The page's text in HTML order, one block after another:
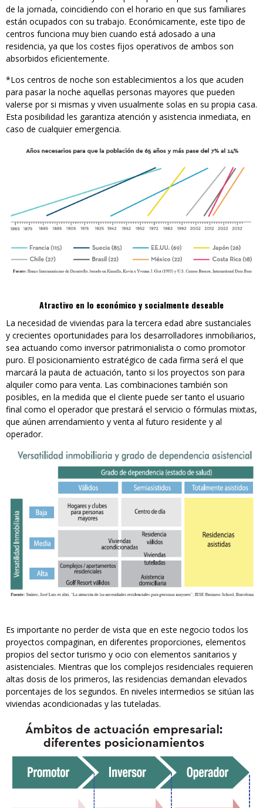
de la jornada, coincidiendo con el horario en que sus familiares
están ocupados con su trabajo. Económicamente, este tipo de
centros funciona muy bien cuando está adosado a una
residencia, ya que los costes fijos operativos de ambos son
absorbidos eficientemente.
*Los centros de noche son establecimientos a los que acuden
para pasar la noche aquellas personas mayores que pueden
valerse por si mismas y viven usualmente solas en su propia casa.
Esta posibilidad les garantiza atención y asistencia inmediata, en
caso de cualquier emergencia.
Atractivo en lo económico y socialmente deseable
La necesidad de viviendas para la tercera edad abre sustanciales
y crecientes oportunidades para los desarrolladores inmobiliarios,
sea actuando como inversor patrimonialista o como promotor
puro. El posicionamiento estratégico de cada firma será el que
marcará la pauta de actuación, tanto si los proyectos son para
alquiler como para venta. Las combinaciones también son
posibles, en la medida que el cliente puede ser tanto el usuario
final como el operador que prestará el servicio o fórmulas mixtas,
que aúnen arrendamiento y venta al futuro residente y al
operador.
Es importante no perder de vista que en este negocio todos los
proyectos compaginan, en diferentes proporciones, elementos
propios del sector turismo y ocio con elementos sanitarios y
asistenciales. Mientras que los complejos residenciales requieren
altas dosis de los primeros, las residencias demandan elevados
porcentajes de los segundos. En niveles intermedios se sitúan las
viviendas acondicionadas y las tuteladas.